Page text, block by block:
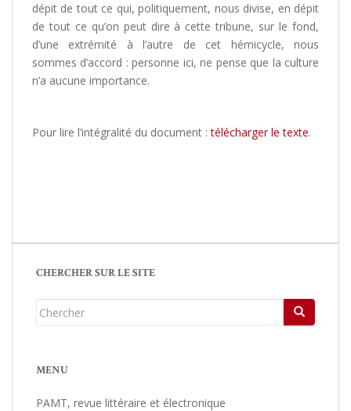
dépit de tout ce qui, politiquement, nous divise, en dépit
de tout ce qu’on peut dire à cette tribune, sur le fond,
d’une extrémité à l’autre de cet hémicycle, nous
sommes d’accord : personne ici, ne pense que la culture
n’a aucune importance.
Pour lire l’intégralité du document :télécharger le texte.
CHERCHER SUR LE SITE
Chercher...
MENU
PAMT, revue littéraire et électronique